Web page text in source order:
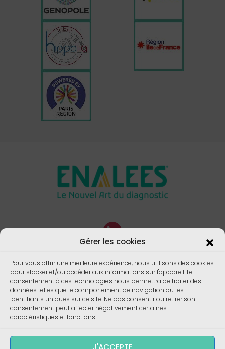
Gérer les cookies
Pour vous offrir une meilleure expérience, nous utilisons des cookies
pour stocker et/ou accéder aux informations sur l'appareil. Le
consentement à ces technologies nous permettra de traiter des
données telles que le comportement de navigation ou les
identifiants uniques sur ce site. Ne pas consentir ou retirer son
consentement peut affecter négativement certaines
caractéristiques et fonctions.